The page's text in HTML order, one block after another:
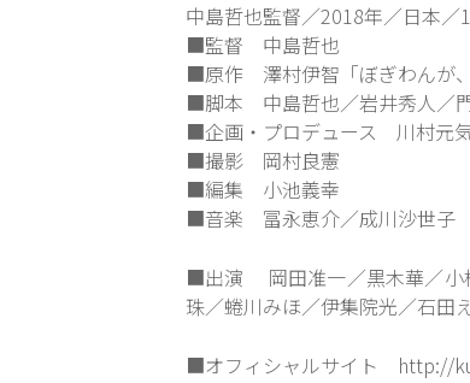
中島哲也監督／2018年／日本／
■監督 中島哲也
■原作 澤村伊智「ぼぎわんが、
■脚本 中島哲也／岩井秀人／
■企画・プロデュース 川村元
■撮影 岡村良憲
■編集 小池義幸
■音楽 冨永恵介／成川沙世子
■出演 岡田准一／黒木華／小
珠／蜷川みほ／伊集院光／石田
■オフィシャルサイト http://